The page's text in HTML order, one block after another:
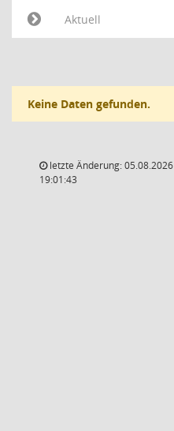
Aktuell
Keine Daten gefunden.
letzte Änderung: 05.08.2026
19:01:43